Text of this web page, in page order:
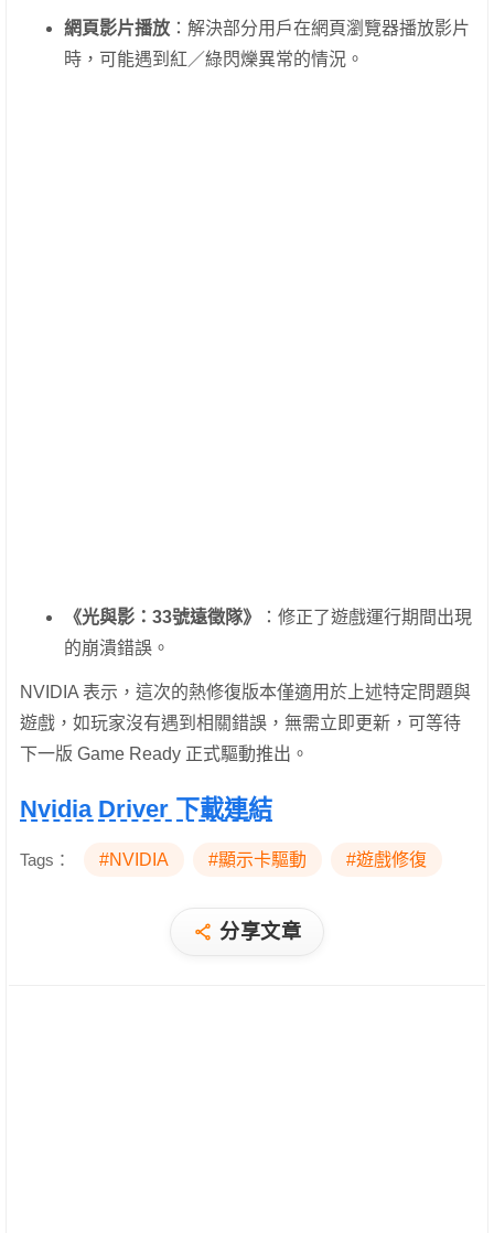
網頁影片播放 ：解決部分用戶在網頁瀏覽器播放影片
時，可能遇到紅／綠閃爍異常的情況。
《光與影：33號遠徵隊》
：修正了遊戲運行期間出現
的崩潰錯誤。
NVIDIA 表示，這次的熱修復版本僅適用於上述特定問題與
遊戲，如玩家沒有遇到相關錯誤，無需立即更新，可等待
下一版 Game Ready 正式驅動推出。
Nvidia Driver 下載連結
Tags： #NVIDIA #顯示卡驅動 #遊戲修復
分享文章